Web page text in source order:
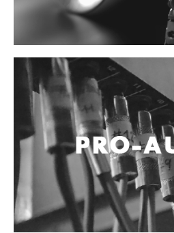
Parlante
Video y USB
Espigas y conectores
Accesorios
Otros Instrumentos de Cuerdas
Ukulele
Mandolina
Mariachi